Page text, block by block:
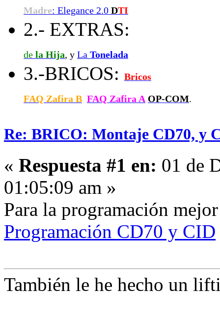
Madre: Elegance 2.0 DTI
2.- EXTRAS:
de la Hija, y La Tonelada
3.-BRICOS: Bricos
FAQ Zafira B FAQ Zafira A OP-COM.
Re: BRICO: Montaje CD70, y
« Respuesta #1 en: 01 de
01:05:09 am »
Para la programación
Programación CD70 y CID
También le he hecho un